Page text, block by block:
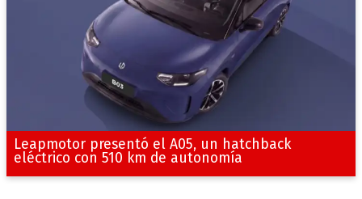
Leapmotor presentó el A05, un hatchback
eléctrico con 510 km de autonomía